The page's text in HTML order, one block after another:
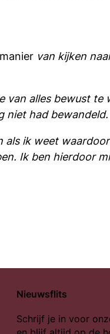
van kijken
van alles bewust te
niet had bewandeld.
als ik weet
Ik ben hierdoor
Nieuwsflits
Schrijf je in voor